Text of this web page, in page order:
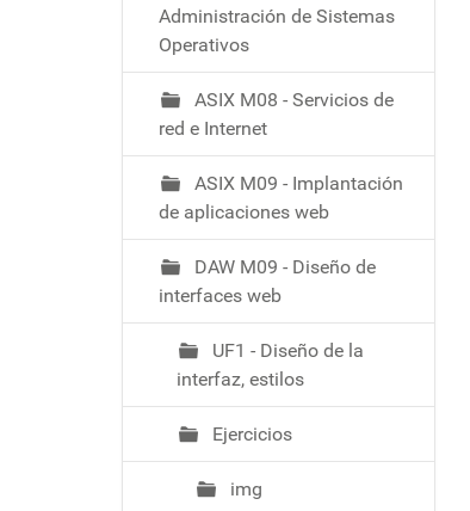
Administración de Sistemas
Operativos
ASIX M08 - Servicios de
red e Internet
ASIX M09 - Implantación
de aplicaciones web
DAW M09 - Diseño de
interfaces web
UF1 - Diseño de la
interfaz, estilos
Ejercicios
img